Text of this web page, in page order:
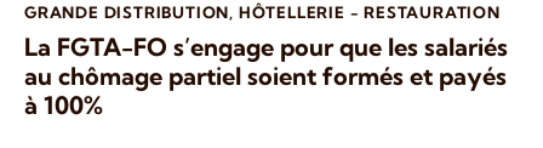
GRANDE DISTRIBUTION, HÔTELLERIE - RESTAURATION
La FGTA-FO s’engage pour que les salariés
au chômage partiel soient formés et payés
à 100%